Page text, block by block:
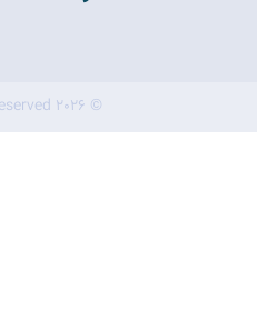
© 2026 All Rights Reserved.